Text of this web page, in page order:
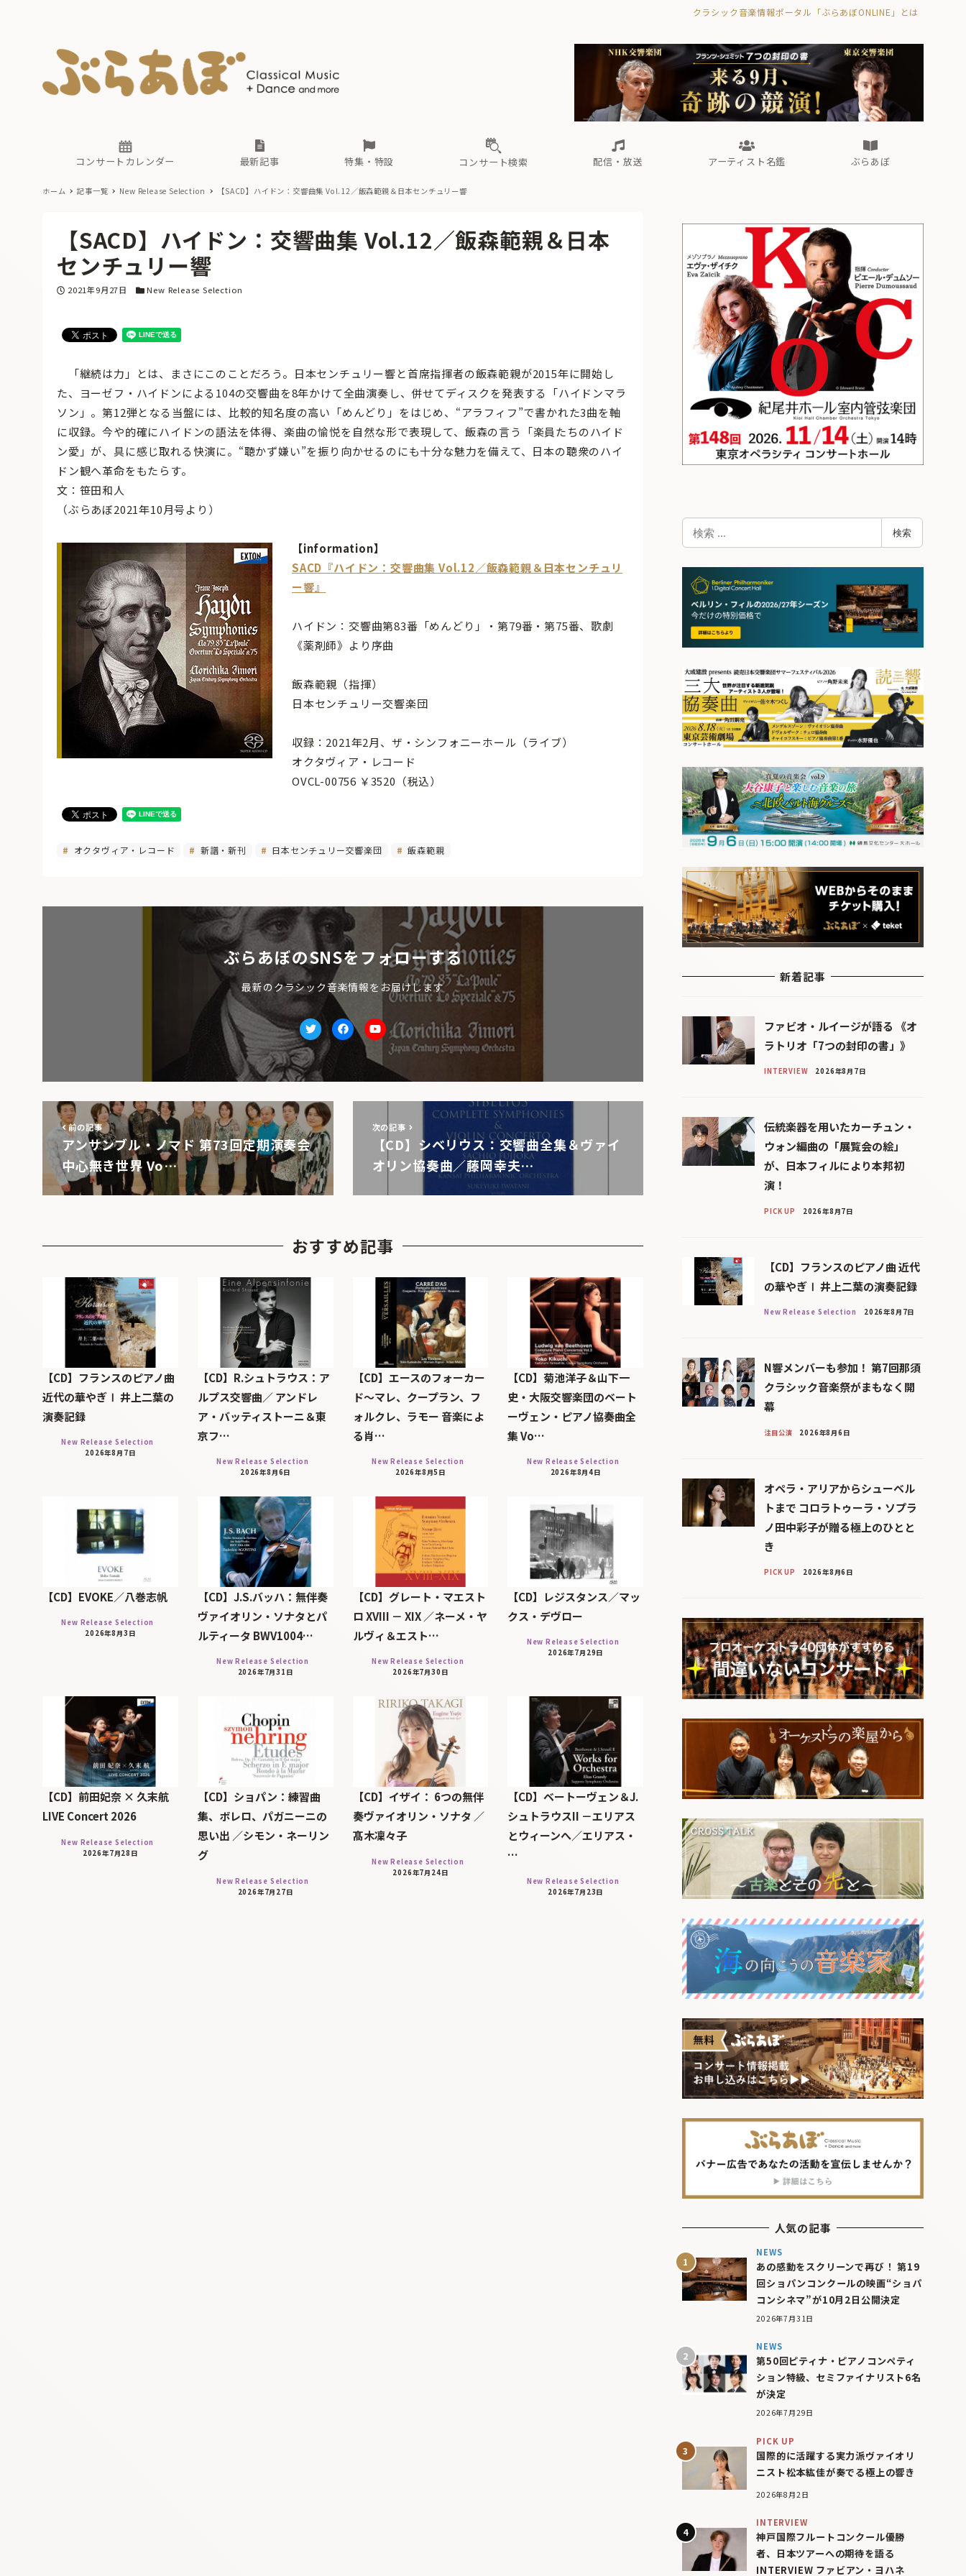
クラシック音楽情報ポータル「ぶらあぼONLINE」とは
コンサートカレンダー 最新記事
古楽とその先と オーケストラの楽屋から 海の向こうの音楽家 ぶらあぼブラス！
フォルテピアノ・オデッセイ
特集・特設
現場のプロが推す！間違いないオーケストラコンサート
過去の特集
コンサート検索 配信・放送
無料ライブ配信スケジュール 有料ライブ配信スケジュール
アーティスト名鑑
あ か さ は ま や ら わ
ぶらあぼ
古楽とその先と Aからの眺望 ぶらあぼブラス！
フォルテピアノ・オデッセイ
無料ライブ配信スケジュール
あ か さ
ホーム 記事一覧 New Release Selection 【SACD】ハイドン：交響曲集 Vol.12／飯森範親＆日本センチュリー響
【SACD】ハイドン：交響曲集 Vol.12／飯森範親＆日本
センチュリー響
投稿日
2021年9月27日 カテゴリー
New Release Selection
「継続は力」とは、まさにこのことだろう。日本センチュリー響と首席指揮者の飯森範親が2015年に開始し
た、ヨーゼフ・ハイドンによる104の交響曲を8年かけて全曲演奏し、併せてディスクを発表する「ハイドンマラ
ソン」。第12弾となる当盤には、比較的知名度の高い「めんどり」をはじめ、“アラフィフ”で書かれた3曲を軸
に収録。今や的確にハイドンの語法を体得、楽曲の愉悦を自然な形で表現して、飯森の言う「楽員たちのハイド
ン愛」が、具に感じ取れる快演に。“聴かず嫌い”を振り向かせるのにも十分な魅力を備えて、日本の聴衆のハイ
ドン観へ革命をもたらす。
文：笹田和人
（ぶらあぼ2021年10月号より）
【information】
SACD『ハイドン：交響曲集 Vol.12／飯森範親＆日本センチュリ
ー響』
ハイドン：交響曲第83番「めんどり」・第79番・第75番、歌劇
《薬剤師》より序曲
飯森範親（指揮）
日本センチュリー交響楽団
収録：2021年2月、ザ・シンフォニーホール（ライブ）
オクタヴィア・レコード
OVCL-00756 ￥3520（税込）
オクタヴィア・レコード 新譜・新刊 日本センチュリー交響楽団 飯森範親
ぶらあぼのSNSをフォローする
最新のクラシック音楽情報をお届けします
TwitterfacebookYoutube
前の記事
アンサンブル・ノマド 第73回定期演奏会
中心無き世界 Vo…
次の記事
【CD】シベリウス：交響曲全集＆ヴァイ
オリン協奏曲／藤岡幸夫…
おすすめ記事
【CD】フランスのピアノ曲
近代の華やぎⅠ 井上二葉の
演奏記録
New Release Selection
2026年8月7日
【CD】R.シュトラウス：ア
ルプス交響曲／ アンドレ
ア・バッティストーニ＆東
京フ…
New Release Selection
2026年8月6日
【CD】エースのフォーカー
ド～マレ、クープラン、フ
ォルクレ、ラモー 音楽によ
る肖…
New Release Selection
2026年8月5日
【CD】菊池洋子＆山下一
史・大阪交響楽団のベート
ーヴェン・ピアノ協奏曲全
集 Vo…
New Release Selection
2026年8月4日
【CD】EVOKE／八巻志帆
New Release Selection
2026年8月3日
【CD】J.S.バッハ：無伴奏
ヴァイオリン・ソナタとパ
ルティータ BWV1004…
New Release Selection
2026年7月31日
【CD】グレート・マエスト
ロ XVIII － XIX ／ネーメ・ヤ
ルヴィ＆エスト…
New Release Selection
2026年7月30日
【CD】レジスタンス／マッ
クス・デヴロー
New Release Selection
2026年7月29日
【CD】前田妃奈 × 久末航
LIVE Concert 2026
New Release Selection
2026年7月28日
【CD】ショパン：練習曲
集、ボレロ、パガニーニの
思い出 ／シモン・ネーリン
グ
New Release Selection
2026年7月27日
【CD】イザイ： 6つの無伴
奏ヴァイオリン・ソナタ ／
髙木凜々子
New Release Selection
2026年7月24日
【CD】ベートーヴェン＆J.
シュトラウスII －エリアス
とウィーンへ／エリアス・
…
New Release Selection
2026年7月23日
検
索
検索
新着記事
ファビオ・ルイージが語る 《オ
ラトリオ「7つの封印の書」》
INTERVIEW 2026年8月7日
伝統楽器を用いたカーチュン・
ウォン編曲の「展覧会の絵」
が、日本フィルにより本邦初
演！
PICK UP 2026年8月7日
【CD】フランスのピアノ曲 近代
の華やぎⅠ 井上二葉の演奏記録
New Release Selection 2026年8月7日
N響メンバーも参加！ 第7回那須
クラシック音楽祭がまもなく開
幕
注目公演 2026年8月6日
オペラ・アリアからシューベル
トまで コロラトゥーラ・ソプラ
ノ田中彩子が贈る極上のひとと
き
PICK UP 2026年8月6日
人気の記事
NEWS
あの感動をスクリーンで再び！ 第19
回ショパンコンクールの映画“ショパ
コンシネマ”が10月2日公開決定
2026年7月31日
NEWS
第50回ピティナ・ピアノコンペティ
ション特級、セミファイナリスト6名
が決定
2026年7月29日
PICK UP
国際的に活躍する実力派ヴァイオリ
ニスト松本紘佳が奏でる極上の響き
2026年8月2日
INTERVIEW
神戸国際フルートコンクール優勝
者、日本ツアーへの期待を語る
INTERVIEW ファビアン・ヨハネ